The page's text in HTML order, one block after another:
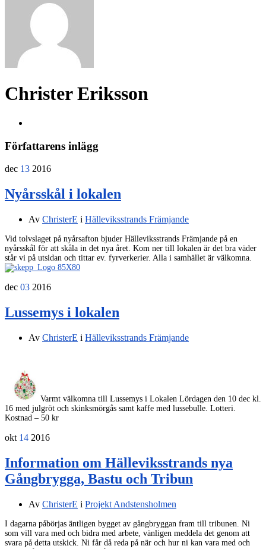
Christer Eriksson
Författarens inlägg
dec 13 2016
Nyårsskål i lokalen
Av ChristerE i Hälleviksstrands Främjande
Vid tolvslaget på nyårsafton bjuder Hälleviksstrands Främjande på en
nyårsskål för att skåla in det nya året. Kom ner till lokalen är det bra väder
står vi på utsidan och tittar ev. fyrverkerier. Alla i samhället är välkomna.
dec 03 2016
Lussemys i lokalen
Av ChristerE i Hälleviksstrands Främjande
Varmt välkomna till Lussemys i Lokalen Lördagen den 10 dec kl.
16 med julgröt och skinksmörgås samt kaffe med lussebulle. Lotteri.
Kostnad – 50 kr
okt 14 2016
Information om Hälleviksstrands nya
Gångbrygga, Bastu och Tribun
Av ChristerE i Projekt Andstensholmen
I dagarna påbörjas äntligen bygget av gångbryggan fram till tribunen. Ni
som vill vara med och bidra med arbete, vänligen meddela det genom att
svara på detta utskick. Ni får då reda på när och hur ni kan vara med och